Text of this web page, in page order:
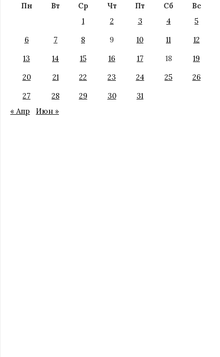
Пн Вт Ср Чт Пт Сб
Вс
1
2 3 4
5
6
7 8 9 10 11
12
13
14 15 16 17 18
19
20
21 22 23 24 25
26
27
28 29 30
31
« Апр
Июн »